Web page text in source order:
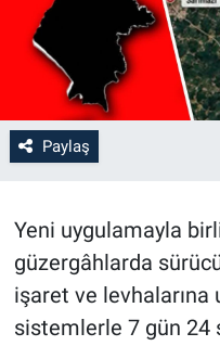
Paylaş
Yeni uygulamayla
güzergâhlarda
işaret ve levhalarına
sistemlerle 7 gün 24